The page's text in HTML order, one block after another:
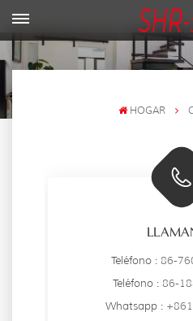
HOGAR
Teléfono : 86-
Teléfono : 86-
Whatsapp :